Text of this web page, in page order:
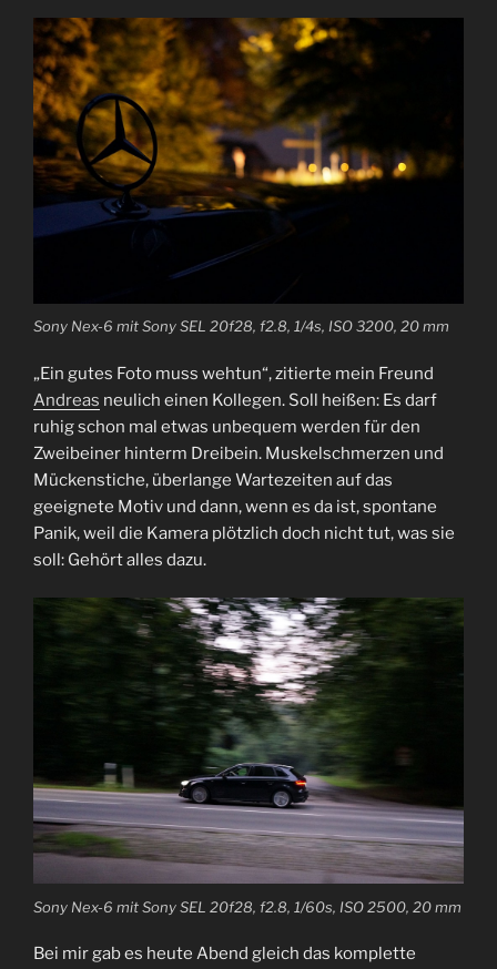
Sony Nex-6 mit Sony SEL 20f28, f2.8, 1/4s, ISO 3200, 20 mm
„Ein gutes Foto muss wehtun“, zitierte mein Freund
Andreas neulich einen Kollegen. Soll heißen: Es darf
ruhig schon mal etwas unbequem werden für den
Zweibeiner hinterm Dreibein. Muskelschmerzen und
Mückenstiche, überlange Wartezeiten auf das
geeignete Motiv und dann, wenn es da ist, spontane
Panik, weil die Kamera plötzlich doch nicht tut, was sie
soll: Gehört alles dazu.
Sony Nex-6 mit Sony SEL 20f28, f2.8, 1/60s, ISO 2500, 20 mm
Bei mir gab es heute Abend gleich das komplette